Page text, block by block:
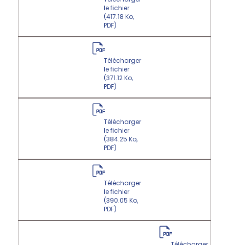
le fichier
(417.18 Ko,
PDF)
Télécharger
le fichier
(371.12 Ko,
PDF)
Télécharger
le fichier
(384.25 Ko,
PDF)
Télécharger
le fichier
(390.05 Ko,
PDF)